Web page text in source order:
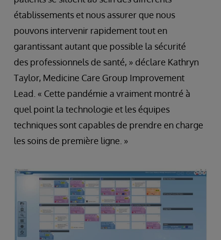
établissements et nous assurer que nous
pouvons intervenir rapidement tout en
garantissant autant que possible la sécurité
des professionnels de santé, » déclare Kathryn
Taylor, Medicine Care Group Improvement
Lead. « Cette pandémie a vraiment montré à
quel point la technologie et les équipes
techniques sont capables de prendre en charge
les soins de première ligne. »